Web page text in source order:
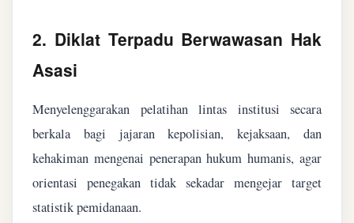
2. Diklat Terpadu Berwawasan Hak
Asasi
Menyelenggarakan pelatihan lintas institusi secara
berkala bagi jajaran kepolisian, kejaksaan, dan
kehakiman mengenai penerapan hukum humanis, agar
orientasi penegakan tidak sekadar mengejar target
statistik pemidanaan.